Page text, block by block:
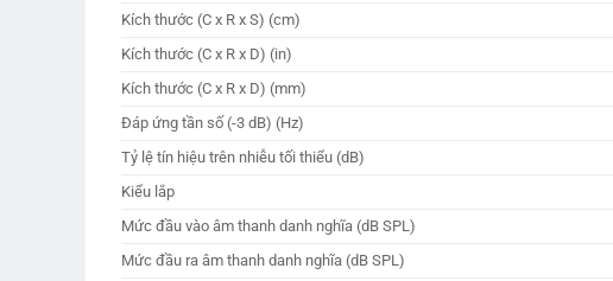
Kích thước (C x R x S) (cm)
Kích thước (C x R x D) (in)
Kích thước (C x R x D) (mm)
Đáp ứng tần số (-3 dB) (Hz)
Tỷ lệ tín hiệu trên nhiễu tối thiểu (dB)
Kiểu lắp
Mức đầu vào âm thanh danh nghĩa (dB SPL)
Mức đầu ra âm thanh danh nghĩa (dB SPL)